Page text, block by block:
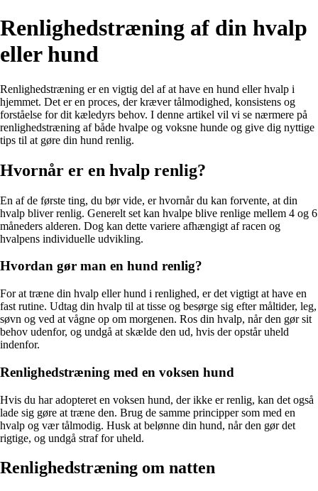
Renlighedstræning af din hvalp
eller hund
Renlighedstræning er en vigtig del af at have en hund eller hvalp i
hjemmet. Det er en proces, der kræver tålmodighed, konsistens og
forståelse for dit kæledyrs behov. I denne artikel vil vi se nærmere på
renlighedstræning af både hvalpe og voksne hunde og give dig nyttige
tips til at gøre din hund renlig.
Hvornår er en hvalp renlig?
En af de første ting, du bør vide, er hvornår du kan forvente, at din
hvalp bliver renlig. Generelt set kan hvalpe blive renlige mellem 4 og 6
måneders alderen. Dog kan dette variere afhængigt af racen og
hvalpens individuelle udvikling.
Hvordan gør man en hund renlig?
For at træne din hvalp eller hund i renlighed, er det vigtigt at have en
fast rutine. Udtag din hvalp til at tisse og besørge sig efter måltider, leg,
søvn og ved at vågne op om morgenen. Ros din hvalp, når den gør sit
behov udenfor, og undgå at skælde den ud, hvis der opstår uheld
indenfor.
Renlighedstræning med en voksen hund
Hvis du har adopteret en voksen hund, der ikke er renlig, kan det også
lade sig gøre at træne den. Brug de samme principper som med en
hvalp og vær tålmodig. Husk at belønne din hund, når den gør det
rigtige, og undgå straf for uheld.
Renlighedstræning om natten